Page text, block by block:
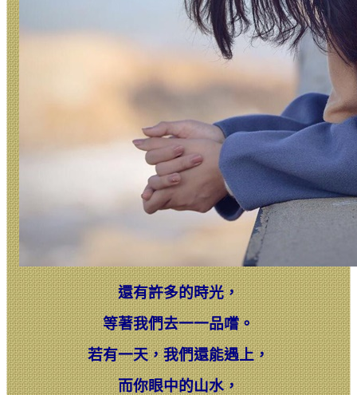
還有許多的時光，
等著我們去一一品嚐。
若有一天，我們還能遇上，
而你眼中的山水，